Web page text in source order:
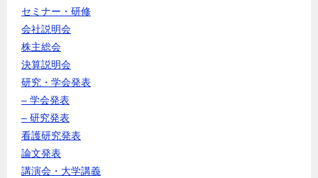
セミナー・研修
会社説明会
株主総会
決算説明会
研究・学会発表
– 学会発表
– 研究発表
看護研究発表
論文発表
講演会・大学講義